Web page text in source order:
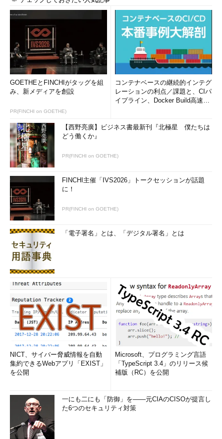
GOETHEとFINCHIがタッグを組
み、新メディアを創設
PR(FINCHI on GOETHE)
コンテナベースの継続的インテグ
レーションの利点／課題と、CIパ
イプライン、Docker Build高速化
【西野亮廣】ビジネス書最新刊『北極星 僕たちは
どう働くか』
PR(FINCHI on GOETHE)
FINCHI主催「IVS2026」トークセッションが話題
に！
PR(FINCHI on GOETHE)
「電子署名」とは、「デジタル署名」とは
NICT、サイバー脅威情報を自動
集約できるWebアプリ「EXIST」
を公開
Microsoft、プログラミング言語
「TypeScript 3.4」のリリース候
補版（RC）を公開
一にも二にも「防御」を――元CIAのCISOが提言し
た6つのセキュリティ対策